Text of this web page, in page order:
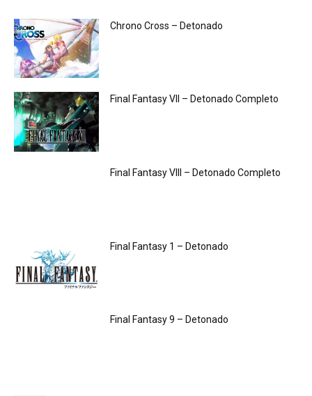
Chrono Cross – Detonado
Final Fantasy VII – Detonado Completo
Final Fantasy VIII – Detonado Completo
Final Fantasy 1 – Detonado
Final Fantasy 9 – Detonado